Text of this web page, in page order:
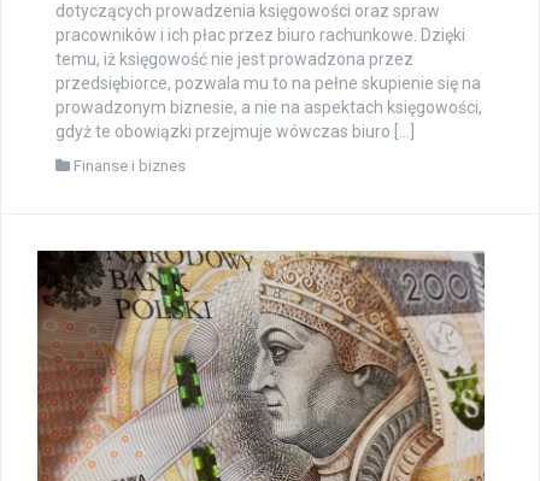
dotyczących prowadzenia księgowości oraz spraw
pracowników i ich płac przez biuro rachunkowe. Dzięki
temu, iż księgowość nie jest prowadzona przez
przedsiębiorce, pozwala mu to na pełne skupienie się na
prowadzonym biznesie, a nie na aspektach księgowości,
gdyż te obowiązki przejmuje wówczas biuro […]
Finanse i biznes